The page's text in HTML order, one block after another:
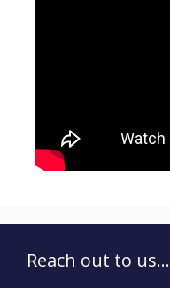
Reach out to us...